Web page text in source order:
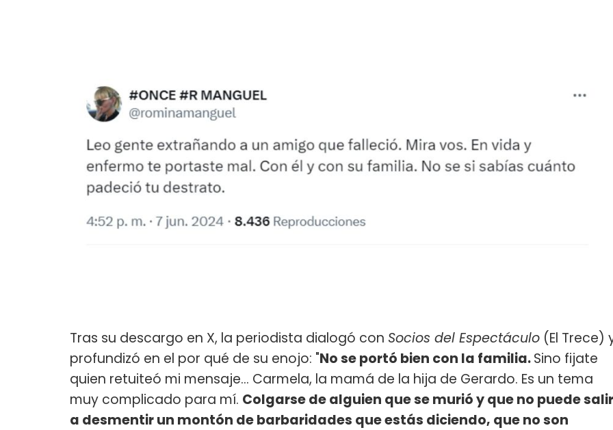
Tras su descargo en X, la periodista dialogó con Socios del Espectáculo (El Trece)
profundizó en el por qué de su enojo: "No se portó bien con la familia.Sino fijate
quien retuiteó mi mensaje... Carmela, la mamá de la hija de Gerardo. Es un tema
muy complicado para mí. Colgarse de alguien que se murió y que no puede salir
a desmentir un montón de barbaridades que estás diciendo, que no son